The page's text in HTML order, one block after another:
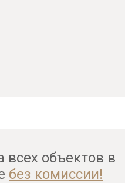
всех объектов в
без комиссии!